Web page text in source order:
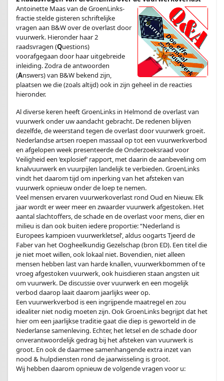
Antoinette Maas van de GroenLinks-
fractie stelde gisteren schriftelijke
vragen aan B&W over de overlast door
vuurwerk. Hieronder haar 2
raadsvragen (Questions)
voorafgegaan door haar uitgebreide
inleiding. Zodra de antwoorden
(Answers) van B&W bekend zijn,
plaatsen we die (zoals altijd) ook in zijn geheel in de reacties
hieronder.
Al diverse keren heeft GroenLinks in Helmond de overlast van
vuurwerk onder uw aandacht gebracht. De redenen blijven
dezelfde, de weerstand tegen de overlast door vuurwerk groeit.
Nederlandse artsen roepen massaal op tot een vuurwerkverbod
en afgelopen week presenteerde de Onderzoeksraad voor
Veiligheid een ‘explosief’ rapport, met daarin de aanbeveling om
knalvuurwerk en vuurpijlen landelijk te verbieden. GroenLinks
vindt het daarom tijd om inperking van het afsteken van
vuurwerk opnieuw onder de loep te nemen.
Veel mensen ervaren vuurwerkoverlast rond Oud en Nieuw. Elk
jaar wordt er weer meer en zwaarder vuurwerk afgestoken. Het
aantal slachtoffers, de schade en de overlast voor mens, dier en
milieu is dan ook buiten iedere proportie: “Nederland is
Europees kampioen vuurwerkletsel’, aldus oogarts Tjeerd de
Faber van het Oogheelkundig Gezelschap (bron ED). Een titel die
je niet moet willen, ook lokaal niet. Bovendien, niet alleen
mensen hebben last van harde knallen, vuurwerkbommen of te
vroeg afgestoken vuurwerk, ook huisdieren staan angsten uit
om vuurwerk. De discussie over vuurwerk en een mogelijk
verbod daarop laait daarom jaarlijks weer op.
Een vuurwerkverbod is een ingrijpende maatregel en zou
idealiter niet nodig moeten zijn. Ook GroenLinks begrijpt dat het
hier om een jaarlijkse traditie gaat die diep is geworteld in de
Nederlanse samenleving. Echter, het letsel en de schade door
onverantwoordelijk gedrag bij het afsteken van vuurwerk is
groot. En ook de daarmee samenhangende extra inzet van
nood & hulpdiensten rond de jaarwisseling is groot.
Wij hebben daarom opnieuw de volgende vragen voor u: